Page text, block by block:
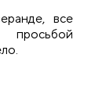
все